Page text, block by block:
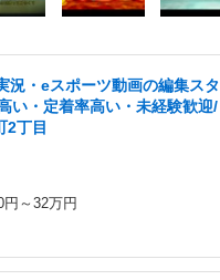
況・eスポーツ動画の編集スタ
い・定着率高い・未経験歓迎/
2丁目
円～32万円